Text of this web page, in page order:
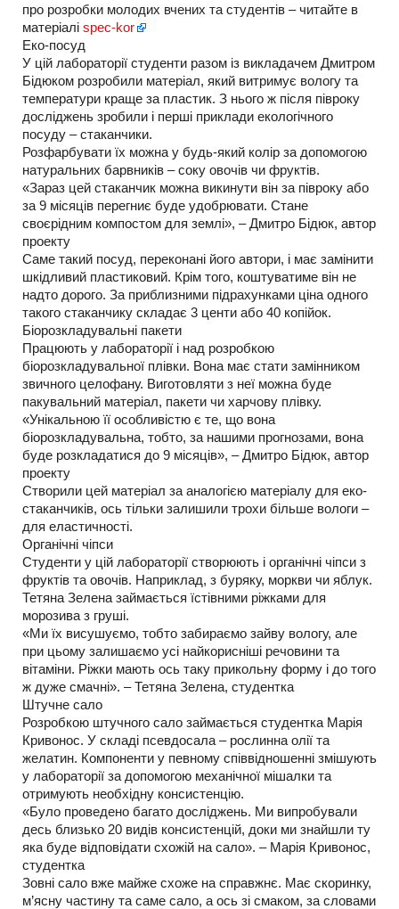
про розробки молодих вчених та студентів – читайте в
матеріалі spec-kor
Еко-посуд
У цій лабораторії студенти разом із викладачем Дмитром
Бідюком розробили матеріал, який витримує вологу та
температури краще за пластик. З нього ж після півроку
досліджень зробили і перші приклади екологічного
посуду – стаканчики.
Розфарбувати їх можна у будь-який колір за допомогою
натуральних барвників – соку овочів чи фруктів.
«Зараз цей стаканчик можна викинути він за півроку або
за 9 місяців перегниє буде удобрювати. Стане
своєрідним компостом для землі», – Дмитро Бідюк, автор
проекту
Саме такий посуд, переконані його автори, і має замінити
шкідливий пластиковий. Крім того, коштуватиме він не
надто дорого. За приблизними підрахунками ціна одного
такого стаканчику складає 3 центи або 40 копійок.
Біорозкладувальні пакети
Працюють у лабораторії і над розробкою
біорозкладувальної плівки. Вона має стати замінником
звичного целофану. Виготовляти з неї можна буде
пакувальний матеріал, пакети чи харчову плівку.
«Унікальною її особливістю є те, що вона
біорозкладувальна, тобто, за нашими прогнозами, вона
буде розкладатися до 9 місяців», – Дмитро Бідюк, автор
проекту
Створили цей матеріал за аналогією матеріалу для еко-
стаканчиків, ось тільки залишили трохи більше вологи –
для еластичності.
Органічні чіпси
Студенти у цій лабораторії створюють і органічні чіпси з
фруктів та овочів. Наприклад, з буряку, моркви чи яблук.
Тетяна Зелена займається їстівними ріжками для
морозива з груші.
«Ми їх висушуємо, тобто забираємо зайву вологу, але
при цьому залишаємо усі найкорисніші речовини та
вітаміни. Ріжки мають ось таку прикольну форму і до того
ж дуже смачні». – Тетяна Зелена, студентка
Штучне сало
Розробкою штучного сало займається студентка Марія
Кривонос. У складі псевдосала – рослинна олії та
желатин. Компоненти у певному співвідношенні змішують
у лабораторії за допомогою механічної мішалки та
отримують необхідну консистенцію.
«Було проведено багато досліджень. Ми випробували
десь близько 20 видів консистенцій, доки ми знайшли ту
яка буде відповідати схожій на сало». – Марія Кривонос,
студентка
Зовні сало вже майже схоже на справжнє. Має скоринку,
м’ясну частину та саме сало, а ось зі смаком, за словами